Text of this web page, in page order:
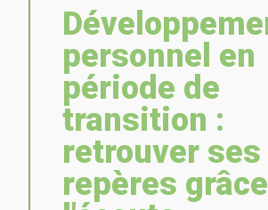
personnel en
période de
transition :
retrouver ses
repères